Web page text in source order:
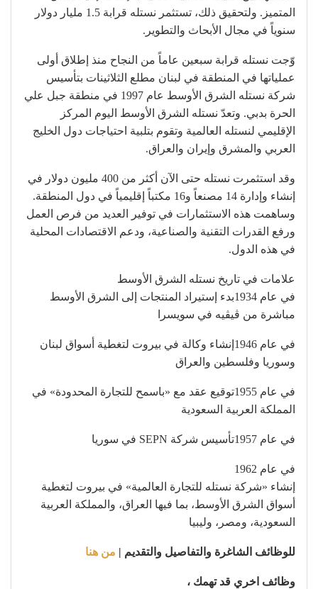
المتميز. ولتحقيق ذلك، تستثمر نستله قرابة 1.5 مليار دولار
سنوياً في مجال الأبحاث والتطوير.
وّجت نستله قرابة سبعين عاماً من النجاح منذ إطلاق أولى
عملياتها في المنطقة في لبنان مطلع الثلاثينات بتأسيس
شركة نستله الشرق الأوسط عام 1997 في منطقة جبل علي
الحرة بدبي. وتعدّ نستله الشرق الأوسط اليوم المركز
الإقليمي لنستله العالمية وتقوم بتلبية احتياجات دول الخليج
العربي والمشرق وإيران والعراق.
وقد استثمرت نستله حتى الآن أكثر من 400 مليون دولار في
إنشاء وإدارة 14 مصنعاً و16 مكتباً إقليمياً في دول المنطقة.
وساهمت هذه الاستثمارات في توفير العديد من فرص العمل
ورفع القدرات التقنية والصناعية، ودعم الاقتصادات المحلية
في هذه الدول.
علامات في تاريخ نستله الشرق الأوسط
في عام 1934بدء إستيراد المنتجات إلى الشرق الأوسط
مباشرة من ڤيڤيه في سويسرا
في عام 1946إنشاء وكالة في بيروت لتغطية أسواق لبنان
وسوريا وفلسطين والعراق
في عام 1955توقيع عقد مع «باسمح للتجارة المحدودة» في
المملكة العربية السعودية
في عام 1957تأسيس شركة SEPN في سوريا
في عام 1962
إنشاء «شركة نستله للتجارة العالمية» في بيروت لتغطية
أسواق الشرق الأوسط، بما فيها العراق، والمملكة العربية
السعودية، ومصر، وليبيا
للوظائف الشاغرة والتفاصيل والتقديم | من هنا
وظائف اخري قد تهمك ،